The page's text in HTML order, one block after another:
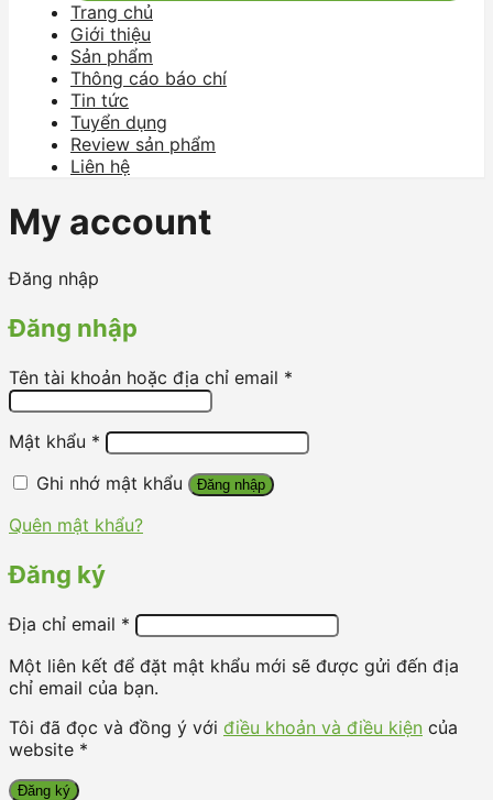
Trang chủ
Giới thiệu
Sản phẩm
Thông cáo báo chí
Tin tức
Tuyển dụng
Review sản phẩm
Liên hệ
My account
Đăng nhập
Đăng nhập
Tên tài khoản hoặc địa chỉ email *
Mật khẩu *
Ghi nhớ mật khẩu
Đăng nhập
Quên mật khẩu?
Đăng ký
Địa chỉ email *
Một liên kết để đặt mật khẩu mới sẽ được gửi đến địa
chỉ email của bạn.
Tôi đã đọc và đồng ý với điều khoản và điều kiện của
website *
Đăng ký